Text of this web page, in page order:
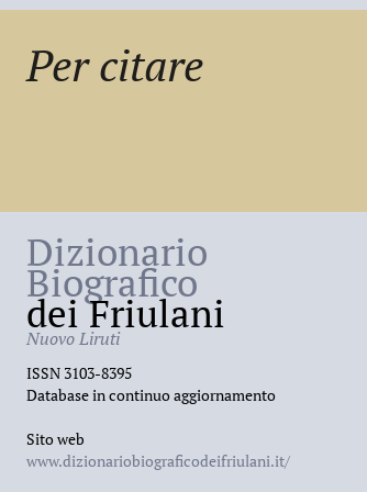
furono celebrati
largamente diffusa tra i
Per citare
Dizionario
Biografico
dei Friulani
Nuovo Liruti
ISSN 3103-8395
Database in continuo aggiornamento
Sito web
www.dizionariobiograficodeifriulani.it/